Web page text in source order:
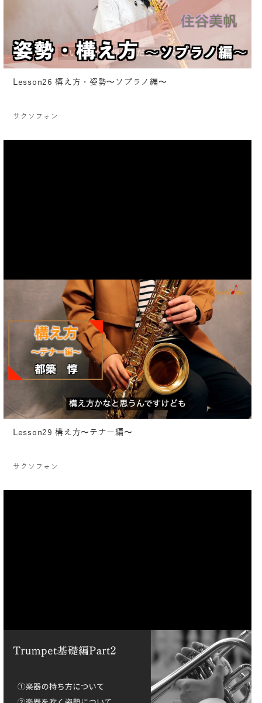
Lesson26 構え方・姿勢〜ソプラノ編〜
サクソフォン
Lesson29 構え方〜テナー編〜
サクソフォン